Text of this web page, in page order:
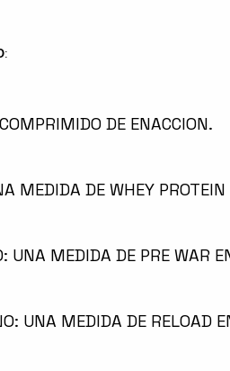
:
DE ENACCION.
MEDIDA DE WHEY
UNA MEDIDA DE PRE WAR
UNA MEDIDA DE RELOAD